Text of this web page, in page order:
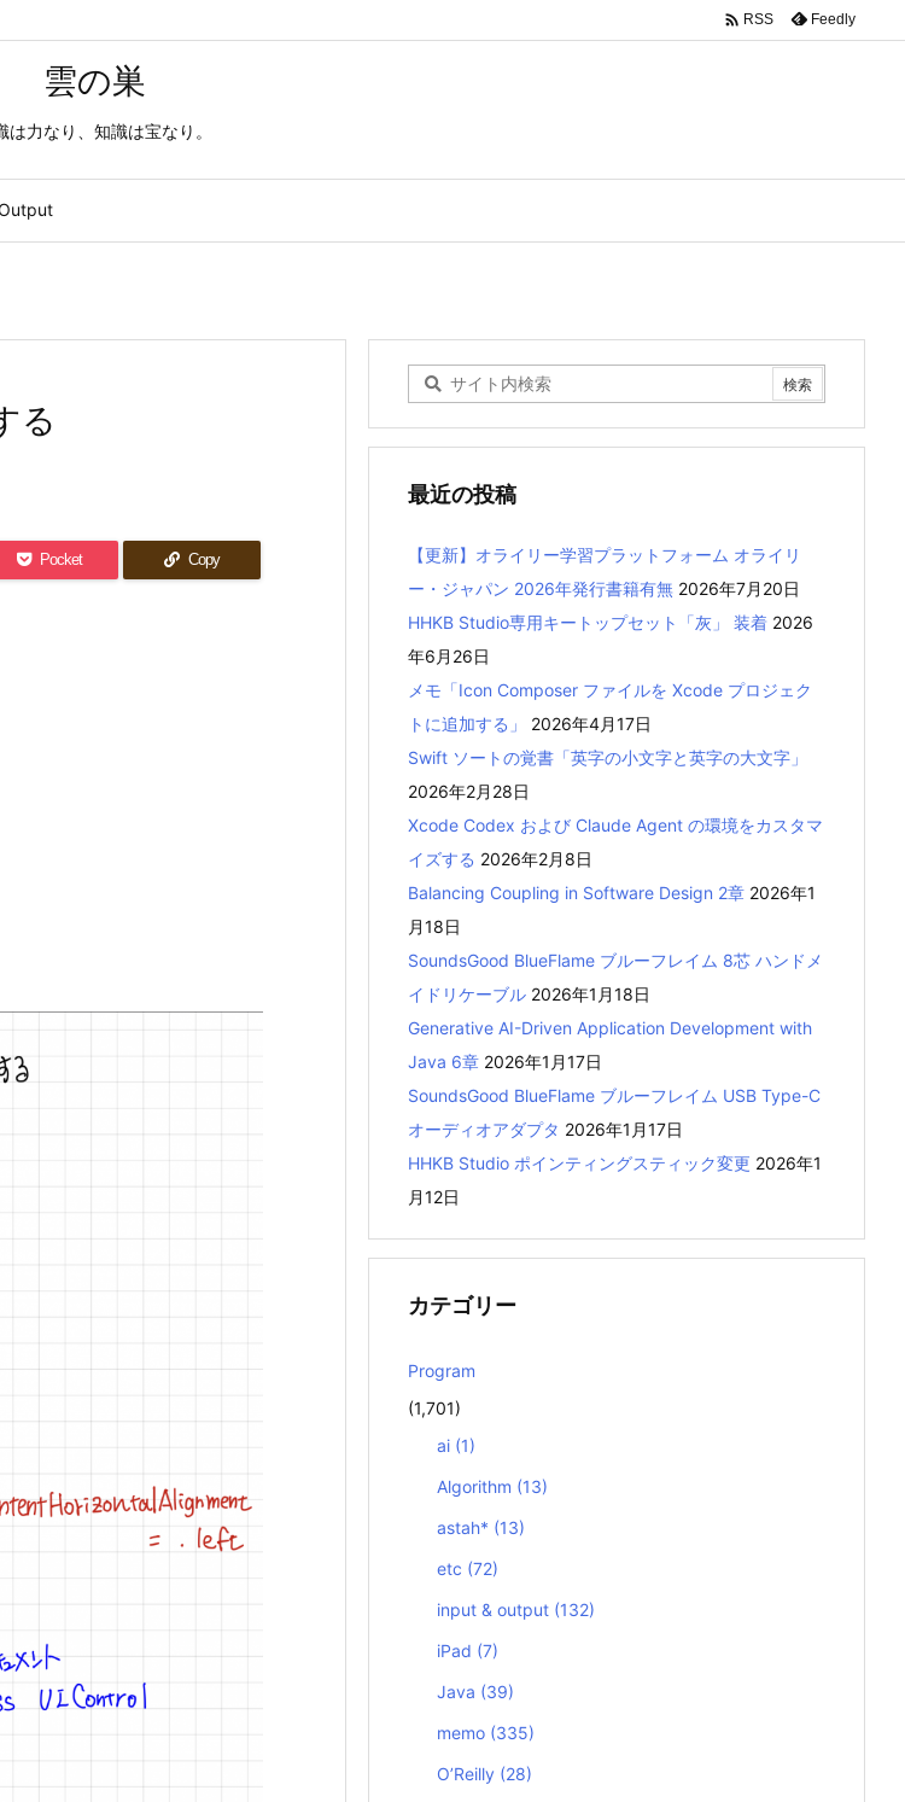
雲の巣
は力なり、知識は宝なり。
 RSS Feedly
る
Pocket Copy
最近の投稿
【更新】オライリー学習プラットフォーム オライリ
ー・ジャパン 2026年発行書籍有無 2026年7月20日
HHKB Studio専用キートップセット「灰」 装着 2026
年6月26日
メモ「Icon Composer ファイルを Xcode プロジェク
トに追加する」
2026年4月17日
Swift ソートの覚書「英字の小文字と英字の大文字」
2026年2月28日
Xcode Codex および Claude Agent の環境をカスタマ
イズする 2026年2月8日
Balancing Coupling in Software Design 2章 2026年1
月18日
SoundsGood BlueFlame ブルーフレイム 8芯 ハンドメ
イドリケーブル 2026年1月18日
Generative AI-Driven Application Development with
Java 6章 2026年1月17日
SoundsGood BlueFlame ブルーフレイム USB Type-C
オーディオアダプタ 2026年1月17日
HHKB Studio ポインティングスティック変更 2026年1
月12日
カテゴリー
Program
(1,701)
ai (1)
Algorithm (13)
astah* (13)
etc (72)
input & output (132)
iPad (7)
Java (39)
memo (335)
O’Reilly (28)